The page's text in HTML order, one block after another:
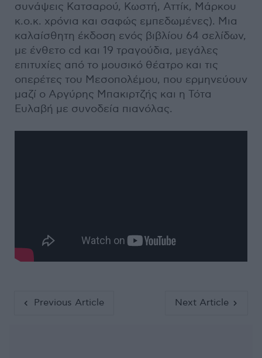
συνάψεις Κατσαρού, Κωστή, Αττίκ, Μάρκου
κ.ο.κ. χρόνια και σαφώς εμπεδωμένες). Μια
καλαίσθητη έκδοση ενός βιβλίου 64 σελίδων,
με ένθετο cd και 19 τραγούδια, μεγάλες
επιτυχίες από το μουσικό θέατρο και τις
οπερέτες του Μεσοπολέμου, που ερμηνεύουν
μαζί ο Αργύρης Μπακιρτζής και η Τότα
Ευλαβή με συνοδεία πιανόλας.
Previous Article Next Article